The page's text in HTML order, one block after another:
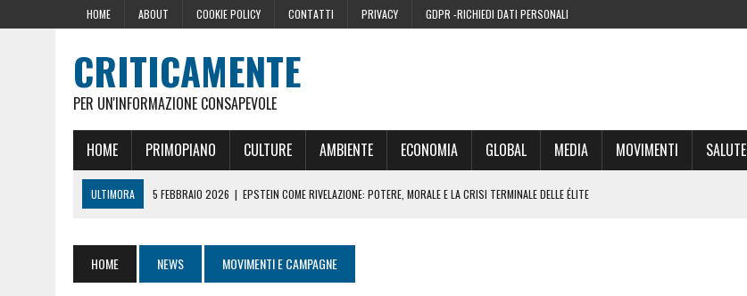
HOME ABOUT COOKIE POLICY CONTATTI PRIVACY GDPR -RICHIEDI DATI PERSONALI
CRITICAMENTE
PER UN'INFORMAZIONE CONSAPEVOLE
HOME PRIMOPIANO CULTURE AMBIENTE ECONOMIA GLOBAL MEDIA MOVIMENTI SALUTE
ULTIMORA 5 FEBBRAIO 2026 | EPSTEIN COME RIVELAZIONE: POTERE, MORALE E LA CRISI TERMINALE DELLE ÉLITE
29 AGOSTO 2024 | LE PRESSIONI DELLA CASA BIANCA PER LA CENSURA SUL WEB
HOME NEWS MOVIMENTI E CAMPAGNE